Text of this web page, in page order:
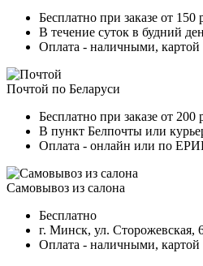
Бесплатно при заказе от 150
В течение суток в будний
Оплата - наличными, картой
Почтой по Беларуси
Бесплатно при заказе от 200
В пункт Белпочты или
Оплата - онлайн или по
Самовывоз из салона
Бесплатно
г. Минск, ул. Сторожевская,
Оплата - наличными, картой